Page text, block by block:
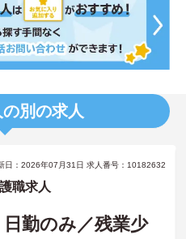
別の求人
日：2026年07月31日 求人番号：10182632
職求人
日勤のみ／残業少